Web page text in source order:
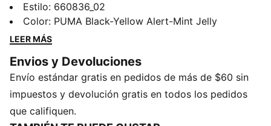
este shorts de entrenamiento combina tecnología lista
para el futbol y estilo urbano. La tela liviana que
absorbe la humedad te permite mantener la atención
creados para la comodidad: juega a tu manera, tanto
dentro como fuera del campo.
CARACTERÍSTICAS Y BENEFICIOS
Fabricada con material 100 % reciclado excepto,
ribetes y decoraciones.
Estilo: 660836_02
Color: PUMA Black-Yellow Alert-Mint Jelly
LEER MÁS
Envios y Devoluciones
Envío estándar gratis en pedidos de más de $60 sin
impuestos y devolución gratis en todos los pedidos
que califiquen.